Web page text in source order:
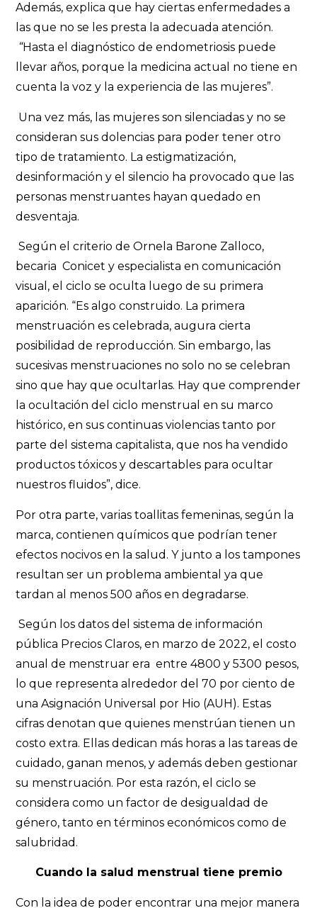
Además, explica que hay ciertas enfermedades a
las que no se les presta la adecuada atención.
“Hasta el diagnóstico de endometriosis puede
llevar años, porque la medicina actual no tiene en
cuenta la voz y la experiencia de las mujeres”.
Una vez más, las mujeres son silenciadas y no se
consideran sus dolencias para poder tener otro
tipo de tratamiento. La estigmatización,
desinformación y el silencio ha provocado que las
personas menstruantes hayan quedado en
desventaja.
Según el criterio de Ornela Barone Zalloco,
becaria Conicet y especialista en comunicación
visual, el ciclo se oculta luego de su primera
aparición. “Es algo construido. La primera
menstruación es celebrada, augura cierta
posibilidad de reproducción. Sin embargo, las
sucesivas menstruaciones no solo no se celebran
sino que hay que ocultarlas. Hay que comprender
la ocultación del ciclo menstrual en su marco
histórico, en sus continuas violencias tanto por
parte del sistema capitalista, que nos ha vendido
productos tóxicos y descartables para ocultar
nuestros fluidos”, dice.
Por otra parte, varias toallitas femeninas, según la
marca, contienen químicos que podrían tener
efectos nocivos en la salud. Y junto a los tampones
resultan ser un problema ambiental ya que
tardan al menos 500 años en degradarse.
Según los datos del sistema de información
pública Precios Claros, en marzo de 2022, el costo
anual de menstruar era entre 4800 y 5300 pesos,
lo que representa alrededor del 70 por ciento de
una Asignación Universal por Hio (AUH). Estas
cifras denotan que quienes menstrúan tienen un
costo extra. Ellas dedican más horas a las tareas de
cuidado, ganan menos, y además deben gestionar
su menstruación. Por esta razón, el ciclo se
considera como un factor de desigualdad de
género, tanto en términos económicos como de
salubridad.
Cuando la salud menstrual tiene premio
Con la idea de poder encontrar una mejor manera